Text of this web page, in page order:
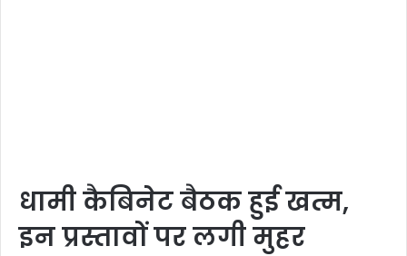
धामी कैबिनेट बैठक हुई खत्म,
इन प्रस्तावों पर लगी मुहर